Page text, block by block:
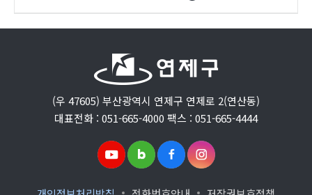
(우 47605) 부산광역시 연제구 연제로 2(연산동)
대표전화 : 051-665-4000 팩스 : 051-665-4444